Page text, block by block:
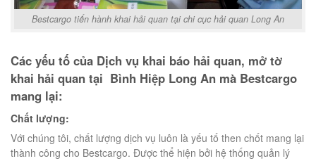
Bestcargo tiến hành khai hải quan tại chi cục hải quan Long An
Các yếu tố của Dịch vụ khai báo hải quan, mở tờ
khai hải quan tại Bình Hiệp Long An mà Bestcargo
mang lại:
Chất lượng:
Với chúng tôi, chất lượng dịch vụ luôn là yếu tố then chốt mang lại
thành công cho Bestcargo. Được thể hiện bởi hệ thống quản lý